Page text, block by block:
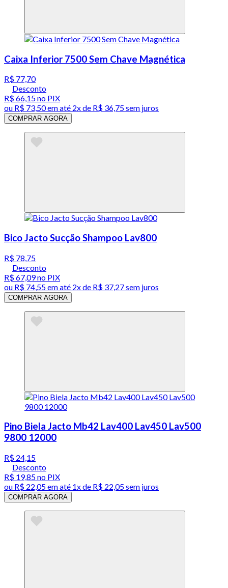
Caixa Inferior 7500 Sem Chave Magnética
R$ 77,70
Desconto
R$ 66,15no PIX
ou R$ 73,50em até 2x de R$ 36,75 sem juros
COMPRAR AGORA
Bico Jacto Sucção Shampoo Lav800
R$ 78,75
Desconto
R$ 67,09no PIX
ou R$ 74,55em até 2x de R$ 37,27 sem juros
COMPRAR AGORA
Pino Biela Jacto Mb42 Lav400 Lav450 Lav500
9800 12000
R$ 24,15
Desconto
R$ 19,85no PIX
ou R$ 22,05em até 1x de R$ 22,05sem juros
COMPRAR AGORA